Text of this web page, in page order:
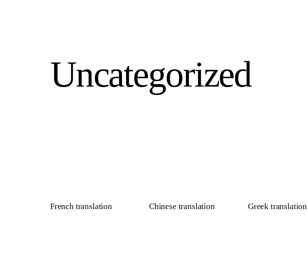
Uncategorized
French translation Chinese translation Greek translation